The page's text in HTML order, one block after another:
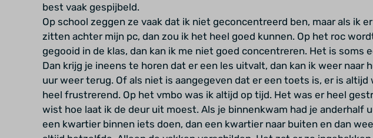
best vaak gespijbeld.
Op school zeggen ze vaak dat ik niet geconcentreerd ben, maar als ik
zitten achter mijn pc, dan zou ik het heel goed kunnen. Op het roc
gegooid in de klas, dan kan ik me niet goed concentreren. Het is soms
Dan krijg je ineens te horen dat er een les uitvalt, dan kan ik weer naar
uur weer terug. Of als niet is aangegeven dat er een toets is, er is altijd
heel frustrerend. Op het vmbo was ik altijd op tijd. Het was er heel
wist hoe laat ik de deur uit moest. Als je binnenkwam had je anderhalf
een kwartier binnen iets doen, dan een kwartier naar buiten en dan